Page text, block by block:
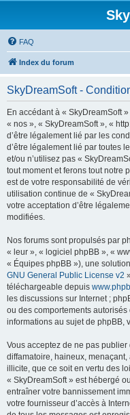
FAQ
Index du forum
SkyDreamSoft -
En accédant à « SkyDreamSoft
« nos », « SkyDreamSoft », «
d’être légalement lié par les
d’être légalement lié par toutes
et/ou n’utilisez pas «
tout moment et ferons tout notre
est de votre responsabilité de
utilisation continue de «
votre acceptation d’être
modifiées.
Nos forums sont propulsés par
« leur », « logiciel phpBB », «
« Équipes phpBB »), une
GNU General Public License v2
téléchargeable depuis
les discussions sur Internet ;
ou des comportements
informations au sujet de phpBB,
Vous acceptez de ne pas
diffamatoire, haineux,
illicite, que ce soit en vertu des
« SkyDreamSoft » est hébergé
entraîner votre bannissement
votre fournisseur d’accès à